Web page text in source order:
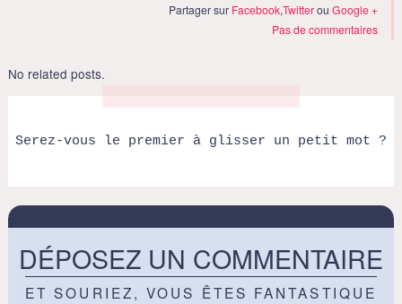
Partager sur Facebook,TwitterouGoogle +
Pas de commentaires
No related posts.
Serez-vous le premier à glisser un petit mot ?
DÉPOSEZ UN COMMENTAIRE
ET SOURIEZ, VOUS ÊTES FANTASTIQUE